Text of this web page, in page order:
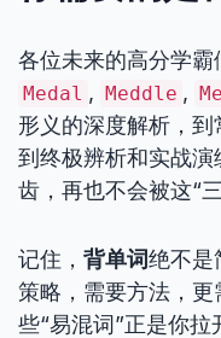
各位未来的高分学
Medal , Meddle ,
形义的深度解析，
到终极辨析和实战
齿，再也不会被这“
记住， 背单词绝不是
策略，需要方法，
些“易混词”正是你拉